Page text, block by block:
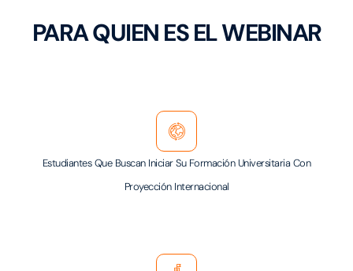
PARA QUIEN ES EL WEBINAR
Estudiantes Que Buscan Iniciar Su Formación Universitaria Con
Proyección Internacional